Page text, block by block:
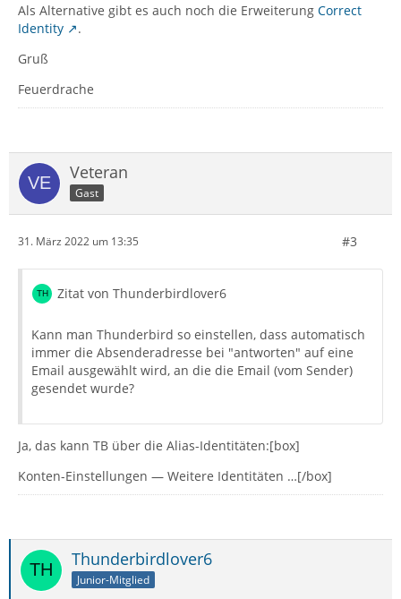
Als Alternative gibt es auch noch die Erweiterung Correct
Identity
.
Gruß
Feuerdrache
Veteran
Gast
31. März 2022 um 13:35 #3
Zitat von Thunderbirdlover6
Kann man Thunderbird so einstellen, dass automatisch
immer die Absenderadresse bei "antworten" auf eine
Email ausgewählt wird, an die die Email (vom Sender)
gesendet wurde?
Ja, das kann TB über die Alias-Identitäten:[box]
Konten-Einstellungen — Weitere Identitäten …[/box]
Thunderbirdlover6
Junior-Mitglied